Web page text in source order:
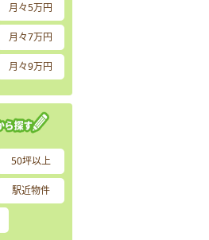
月々5万円
月々7万円
月々9万円
50坪以上
駅近物件